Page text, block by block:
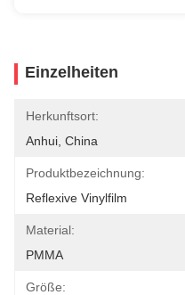
Einzelheiten
Herkunftsort:
Anhui, China
Produktbezeichnung:
Reflexive Vinylfilm
Material:
PMMA
Größe: